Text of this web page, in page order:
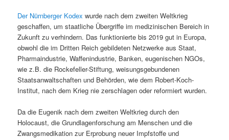
Der Nürnberger Kodex wurde nach dem zweiten Weltkrieg
geschaffen, um staatliche Übergriffe im medizinischen Bereich in
Zukunft zu verhindern. Das funktionierte bis 2019 gut in Europa,
obwohl die im Dritten Reich gebildeten Netzwerke aus Staat,
Pharmaindustrie, Waffenindustrie, Banken, eugenischen NGOs,
wie z.B. die Rockefeller-Stiftung, weisungsgebundenen
Staatsanwaltschaften und Behörden, wie dem Robert-Koch-
Institut, nach dem Krieg nie zerschlagen oder reformiert wurden.
Da die Eugenik nach dem zweiten Weltkrieg durch den
Holocaust, die Grundlagenforschung am Menschen und die
Zwangsmedikation zur Erprobung neuer Impfstoffe und